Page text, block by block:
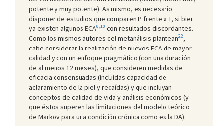
potente y muy potente). Asimismo, es necesario
disponer de estudios que comparen P frente a T, si bien
ya existen algunos ECA8,18 con resultados discordantes.
Como los mismos autores del metanálisis plantean22,
cabe considerar la realización de nuevos ECA de mayor
calidad y con un enfoque pragmático (con una duración
de al menos 12 meses), que consideren medidas de
eficacia consensuadas (incluidas capacidad de
aclaramiento de la piel y recaídas) y que incluyan
conceptos de calidad de vida y análisis económicos (y
que éstos superen las limitaciones del modelo teórico
de Markov para una condición crónica como es la DA).